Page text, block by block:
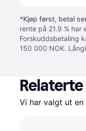
*Kjøp først, betal
rente på 21.9 % har
Forskuddsbetaling
150 000 NOK.
Vi har valgt ut